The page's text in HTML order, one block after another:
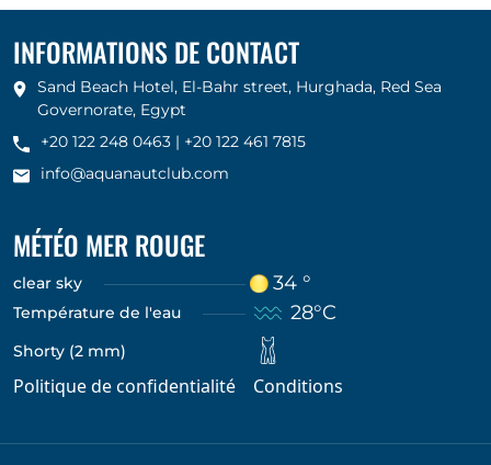
INFORMATIONS DE CONTACT
Sand Beach Hotel, El-Bahr street, Hurghada, Red Sea
Governorate, Egypt
+20 122 248 0463 | +20 122 461 7815
info@aquanautclub.com
MÉTÉO MER ROUGE
clear sky 34 °
Température de l'eau 28°C
Shorty (2 mm)
Politique de confidentialité Conditions